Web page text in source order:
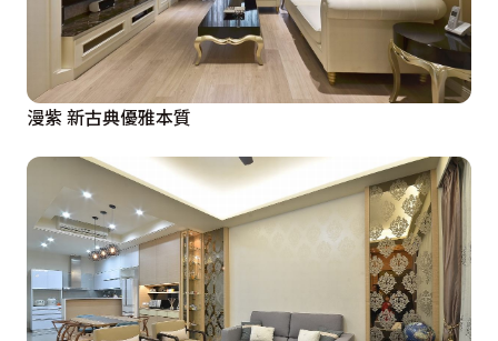
漫紫 新古典優雅本質